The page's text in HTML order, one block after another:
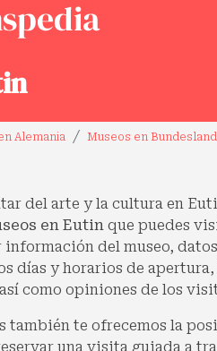
Alemania Museos en
del arte y la cultura en
en Eutin que puedes
información del museo,
días y horarios de apertura,
como opiniones de los
también te ofrecemos la
una visita guiada a